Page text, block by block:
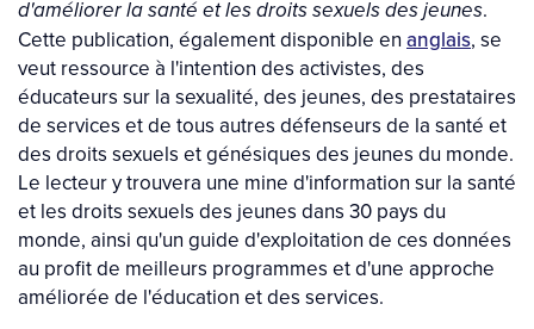
d'améliorer la santé et les droits sexuels des jeunes.
Cette publication, également disponible en anglais, se
veut ressource à l'intention des activistes, des
éducateurs sur la sexualité, des jeunes, des prestataires
de services et de tous autres défenseurs de la santé et
des droits sexuels et génésiques des jeunes du monde.
Le lecteur y trouvera une mine d'information sur la santé
et les droits sexuels des jeunes dans 30 pays du
monde, ainsi qu'un guide d'exploitation de ces données
au profit de meilleurs programmes et d'une approche
améliorée de l'éducation et des services.